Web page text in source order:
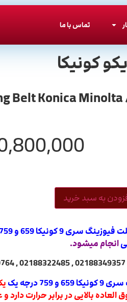
تماس با ما
کونیکا
به سبد خرید
فیوزینگ سری 9 کونیکا 659 و 759 درجه یک
انجام میشود.
759 درجه یک
بالایی در برابر حرارت